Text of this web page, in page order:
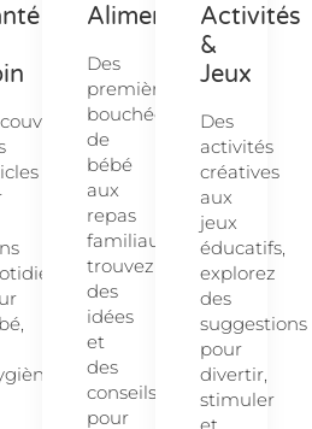
Alimentation
Des
premières
bouchées
de
bébé
aux
repas
familiaux,
trouvez
des
idées
et
des
conseils
pour
Activités
&
Jeux
Des
activités
créatives
aux
jeux
éducatifs,
explorez
des
suggestions
pour
divertir,
stimuler
et